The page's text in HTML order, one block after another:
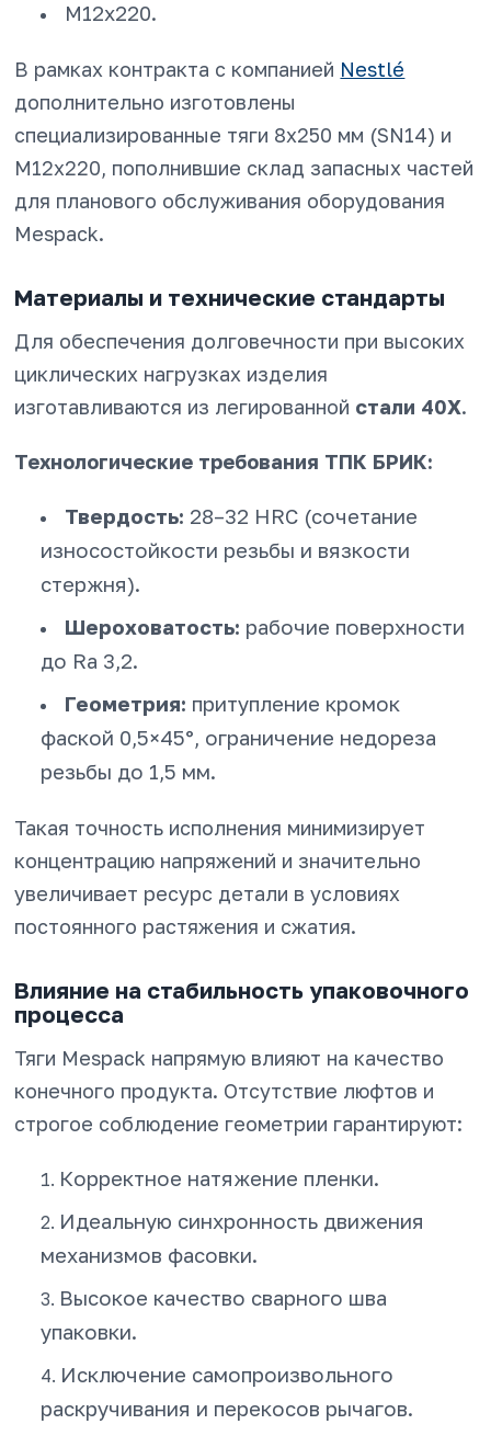
М12х220.
В рамках контракта с компанией Nestlé
дополнительно изготовлены
специализированные тяги 8х250 мм (SN14) и
М12х220, пополнившие склад запасных частей
для планового обслуживания оборудования
Mespack.
Материалы и технические стандарты
Для обеспечения долговечности при высоких
циклических нагрузках изделия
изготавливаются из легированной стали 40Х.
Технологические требования ТПК БРИК:
Твердость: 28–32 HRC (сочетание
износостойкости резьбы и вязкости
стержня).
Шероховатость: рабочие поверхности
до Ra 3,2.
Геометрия: притупление кромок
фаской 0,5×45°, ограничение недореза
резьбы до 1,5 мм.
Такая точность исполнения минимизирует
концентрацию напряжений и значительно
увеличивает ресурс детали в условиях
постоянного растяжения и сжатия.
Влияние на стабильность упаковочного
процесса
Тяги Mespack напрямую влияют на качество
конечного продукта. Отсутствие люфтов и
строгое соблюдение геометрии гарантируют:
Корректное натяжение пленки.
Идеальную синхронность движения
механизмов фасовки.
Высокое качество сварного шва
упаковки.
Исключение самопроизвольного
раскручивания и перекосов рычагов.